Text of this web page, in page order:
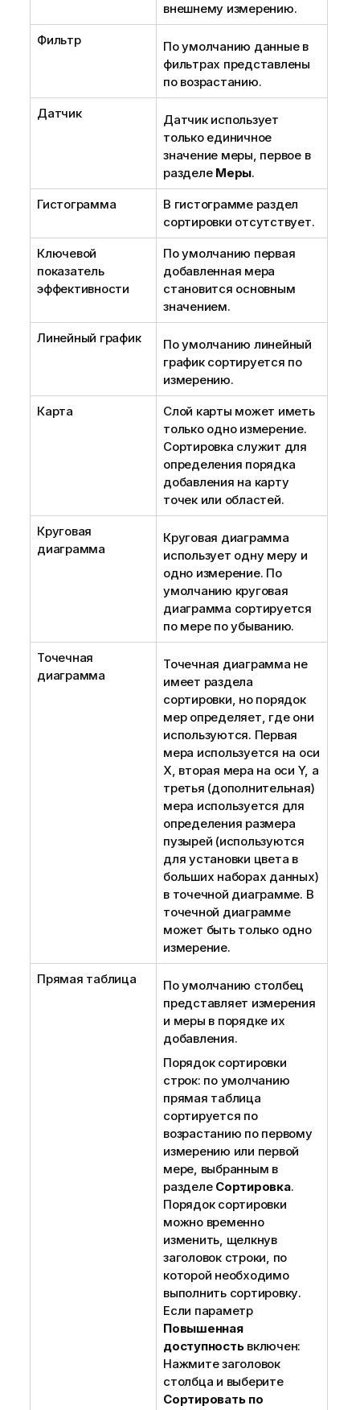
внешнему измерению.
Фильтр
По умолчанию данные в
фильтрах представлены
по возрастанию.
Датчик
Датчик использует
только единичное
значение меры, первое в
разделе Меры.
Гистограмма
В гистограмме раздел
сортировки отсутствует.
Ключевой
показатель
эффективности
По умолчанию первая
добавленная мера
становится основным
значением.
Линейный график
По умолчанию линейный
график сортируется по
измерению.
Карта
Слой карты может иметь
только одно измерение.
Сортировка служит для
определения порядка
добавления на карту
точек или областей.
Круговая
диаграмма
Круговая диаграмма
использует одну меру и
одно измерение. По
умолчанию круговая
диаграмма сортируется
по мере по убыванию.
Точечная
диаграмма
Точечная диаграмма не
имеет раздела
сортировки, но порядок
мер определяет, где они
используются. Первая
мера используется на оси
X, вторая мера на оси Y, а
третья (дополнительная)
мера используется для
определения размера
пузырей (используются
для установки цвета в
больших наборах данных)
в точечной диаграмме. В
точечной диаграмме
может быть только одно
измерение.
Прямая таблица
По умолчанию столбец
представляет измерения
и меры в порядке их
добавления.
Порядок сортировки
строк: по умолчанию
прямая таблица
сортируется по
возрастанию по первому
измерению или первой
мере, выбранным в
разделе Сортировка.
Порядок сортировки
можно временно
изменить, щелкнув
заголовок строки, по
которой необходимо
выполнить сортировку.
Если параметр
Повышенная
доступностьвключен:
Нажмите заголовок
столбца и выберите
Сортировать по